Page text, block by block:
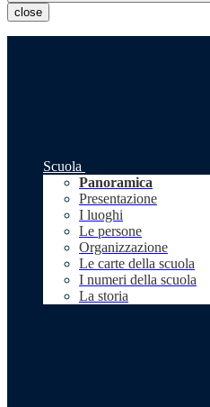
close
Scuola
Panoramica
Presentazione
I luoghi
Le persone
Organizzazione
Le carte della scuola
I numeri della scuola
La storia